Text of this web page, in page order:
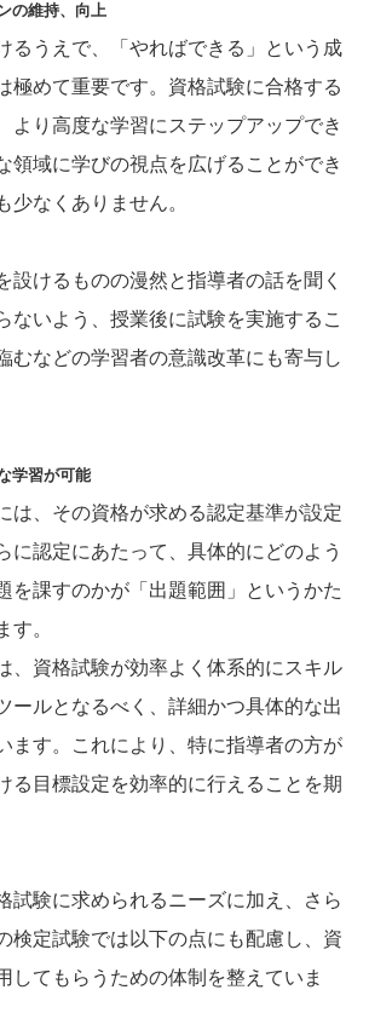
の維持、向上
るうえで、「やればできる」という成
極めて重要です。資格試験に合格する
より高度な学習にステップアップでき
領域に学びの視点を広げることができ
少なくありません。
設けるものの漫然と指導者の話を聞く
ないよう、授業後に試験を実施するこ
むなどの学習者の意識改革にも寄与し
学習が可能
は、その資格が求める認定基準が設定
に認定にあたって、具体的にどのよう
を課すのかが「出題範囲」というかた
す。
、資格試験が効率よく体系的にスキル
ールとなるべく、詳細かつ具体的な出
ます。これにより、特に指導者の方が
る目標設定を効率的に行えることを期
試験に求められるニーズに加え、さら
検定試験では以下の点にも配慮し、資
してもらうための体制を整えていま